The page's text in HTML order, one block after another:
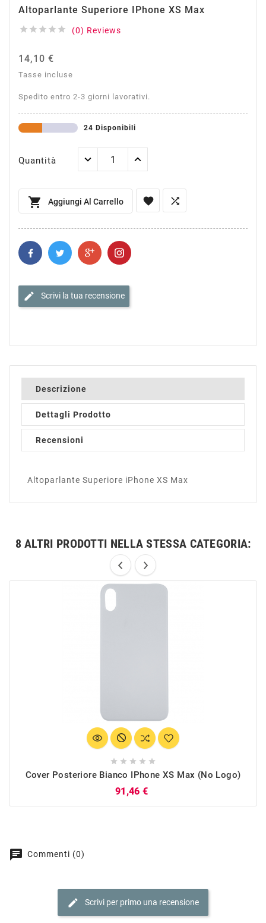
Altoparlante Superiore IPhone XS Max
     (0) Reviews
14,10 €
Tasse incluse
Spedito entro 2-3 giorni lavorativi.
24 Disponibili
Quantità
 Aggiungi Al Carrello  
edit Scrivi la tua recensione
Descrizione
Dettagli Prodotto
Recensioni
Altoparlante Superiore iPhone XS Max
8 ALTRI PRODOTTI NELLA STESSA CATEGORIA:
    
Cover Posteriore Bianco IPhone XS Max (no Logo)
91,46 €
chat Commenti (0)
edit Scrivi per primo una recensione